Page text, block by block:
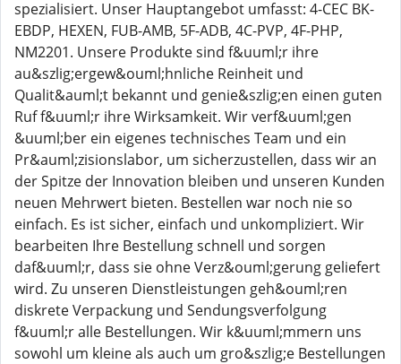
spezialisiert. Unser Hauptangebot umfasst: 4-CEC BK-
EBDP, HEXEN, FUB-AMB, 5F-ADB, 4C-PVP, 4F-PHP,
NM2201. Unsere Produkte sind f&uuml;r ihre
au&szlig;ergew&ouml;hnliche Reinheit und
Qualit&auml;t bekannt und genie&szlig;en einen guten
Ruf f&uuml;r ihre Wirksamkeit. Wir verf&uuml;gen
&uuml;ber ein eigenes technisches Team und ein
Pr&auml;zisionslabor, um sicherzustellen, dass wir an
der Spitze der Innovation bleiben und unseren Kunden
neuen Mehrwert bieten. Bestellen war noch nie so
einfach. Es ist sicher, einfach und unkompliziert. Wir
bearbeiten Ihre Bestellung schnell und sorgen
daf&uuml;r, dass sie ohne Verz&ouml;gerung geliefert
wird. Zu unseren Dienstleistungen geh&ouml;ren
diskrete Verpackung und Sendungsverfolgung
f&uuml;r alle Bestellungen. Wir k&uuml;mmern uns
sowohl um kleine als auch um gro&szlig;e Bestellungen